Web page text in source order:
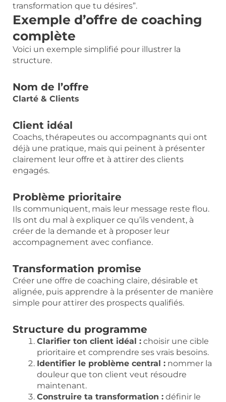
transformation que tu désires”.
Exemple d’offre de coaching
complète
Voici un exemple simplifié pour illustrer la
structure.
Nom de l’offre
Clarté & Clients
Client idéal
Coachs, thérapeutes ou accompagnants qui ont
déjà une pratique, mais qui peinent à présenter
clairement leur offre et à attirer des clients
engagés.
Problème prioritaire
Ils communiquent, mais leur message reste flou.
Ils ont du mal à expliquer ce qu’ils vendent, à
créer de la demande et à proposer leur
accompagnement avec confiance.
Transformation promise
Créer une offre de coaching claire, désirable et
alignée, puis apprendre à la présenter de manière
simple pour attirer des prospects qualifiés.
Structure du programme
Clarifier ton client idéal : choisir une cible
prioritaire et comprendre ses vrais besoins.
Identifier le problème central : nommer la
douleur que ton client veut résoudre
maintenant.
Construire ta transformation : définir le